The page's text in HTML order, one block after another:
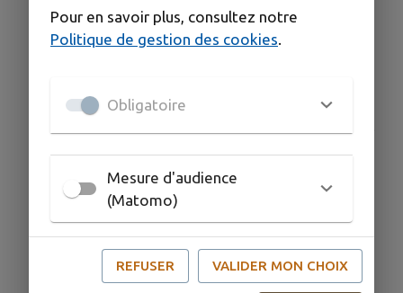
Conseil Info Énergie
Environnement
Voltalis : thermostat
connecté gratuit à Terre de
Provence
Vie sociale et Citoyenneté
Accompagnement de la
jeunesse
Le numérique pour tous
Pour en savoir plus, consultez notre
Politique de gestion des cookies
Obligatoire
Mesure d'audience
(Matomo)
REFUSER VALIDER MON CHOIX